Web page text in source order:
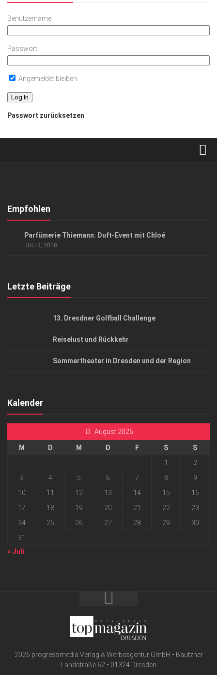
Benutzername
Passwort
Angemeldet bleiben
Passwort zurücksetzen
Kontakt, Impressum
Empfohlen
Parfümerie Thiemann: Duft-Event mit Chloé
JULI 3, 2018
Letzte Beiträge
13. Dresdner Golfball Challenge
Reiselust und Rückkehr
Sommertheater in Dresden und der Region
Kalender
August 2026
M D M D F S
S
1
2
3
4 5 6 7 8
9
10
11 12 13 14 15
16
17
18 19 20 21 22
23
24
25 26 27 28 29
30
31
« Juli
2026 progressmedia Verlag & Werbeagentur GmbH • Bautzner
Landstraße 62 • 01324 Dresden